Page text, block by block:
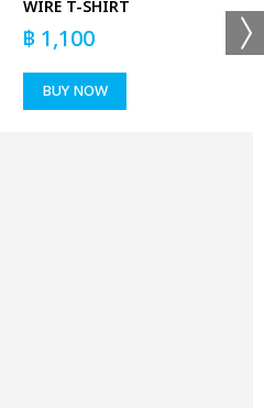
WIRE T-SHIRT
฿ 1,100
BUY NOW